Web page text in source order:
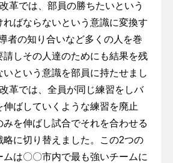
革では、部員の勝ちたいという
ればならないという意識に変換す
者の知り合いなど多くの人を巻
請しその人達のためにも結果を残
いという意識を部員に持たせまし
革では、全員が同じ練習をしバ
伸ばしていくような練習を廃止
みを伸ばし試合でそれを合わせる
略に切り替えました。この2つの
は〇〇市内で最も強いチームに